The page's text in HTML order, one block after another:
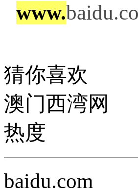
www.
猜你喜欢
澳门西湾网
热度
baidu.com